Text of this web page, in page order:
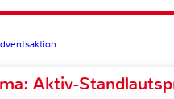
Aktiv-